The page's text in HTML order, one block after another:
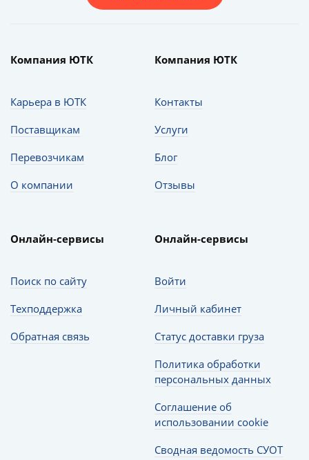
Компания ЮТК
Карьера в ЮТК
Поставщикам
Перевозчикам
О компании
Компания ЮТК
Контакты
Услуги
Блог
Отзывы
Онлайн-сервисы
Поиск по сайту
Техподдержка
Обратная связь
Онлайн-сервисы
Войти
Личный кабинет
Статус доставки груза
Политика обработки
персональных данных
Соглашение об
использовании cookie
Сводная ведомость СУОТ